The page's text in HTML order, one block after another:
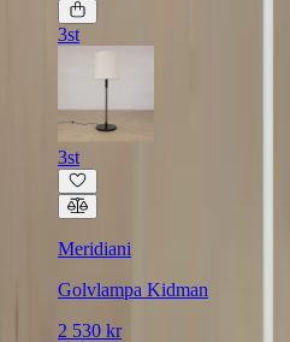
3st
3st
Meridiani
Golvlampa Kidman
2 530 kr